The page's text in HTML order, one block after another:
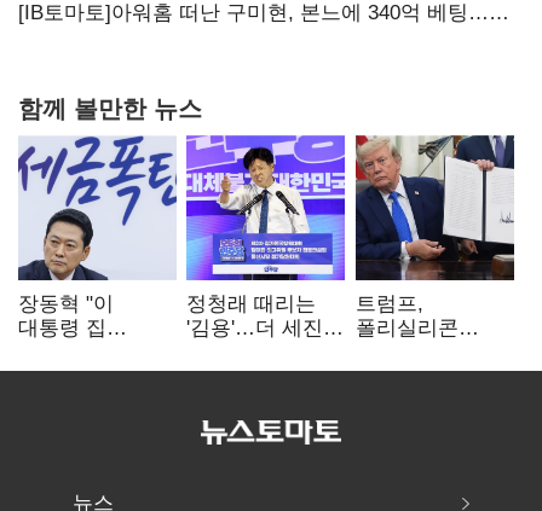
상폐 압박
[IB토마토]아워홈 떠난 구미현, 본느에 340억 베팅…
함께 볼만한 뉴스
장동혁 "이
대통령 집
폭탄…'내로남불'"
정청래 때리는
'김용'…더 세진
입
트럼프,
폴리실리콘
관세…"미 산업
뉴스